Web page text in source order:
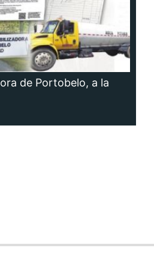
de Portobelo, a la